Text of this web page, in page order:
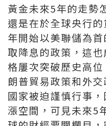
黃金未來5年的走勢
還是在於全球央行
年開始以美聯儲為
取降息的政策，這
格屢次突破歷史高
朗普貿易政策和外
國家被迫謹慎行事
漲空間，可見未來5